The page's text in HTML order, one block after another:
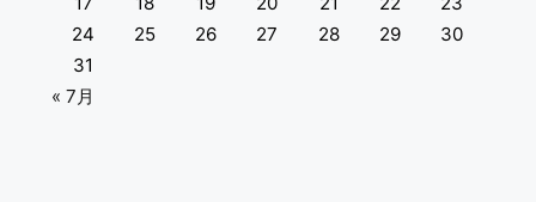
24
25 26 27 28 29
30
31
« 7月